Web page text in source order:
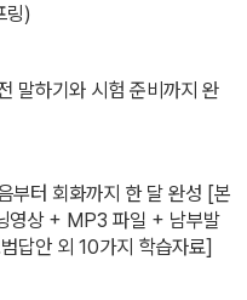
링)
말하기와 시험 준비까지 완
부터 회화까지 한 달 완성 [본
영상 + MP3 파일 + 남부발
답안 외 10가지 학습자료]